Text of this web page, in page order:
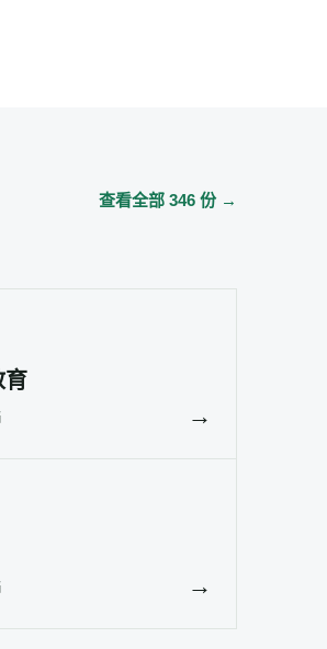
查看全部 346 份 →
育
→
→